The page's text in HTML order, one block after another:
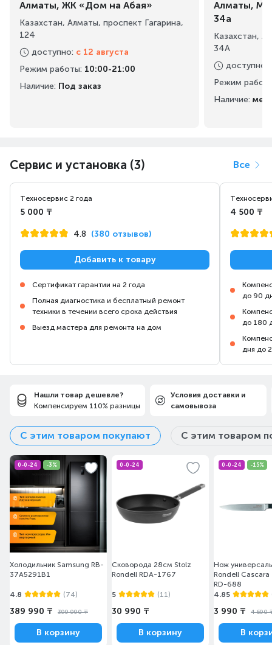
Алматы, ЖК «Дом на Абая»
Казахстан, Алматы, проспект Гагарина,
124
доступно: с 12 августа
Режим работы: 10:00-21:00
Наличие: Под заказ
Алматы,
34а
Казахстан,
34А
доступно
Режим
Наличие:
Сервис и установка (3) Все
Техносервис 2 года
5 000 ₸
4.8 (380 отзывов)
Добавить к товару
Сертификат гарантии на 2 года
Полная диагностика и бесплатный ремонт
техники в течении всего срока действия
Выезд мастера для ремонта на дом
4 500 ₸
до 90
до 180
дня до
Нашли товар дешевле?
Компенсируем 110% разницы
Условия доставки и
самовывоза
С этим товаром покупают С этим товаром
0-0-24 -3%
Холодильник Samsung RB-
37A5291B1
4.8 (74)
389 990 ₸ 399 990 ₸
В корзину
0-0-24
Сковорода 28см Stolz
Rondell RDA-1767
5 (11)
30 990 ₸
В корзину
0-0-24 -15%
Нож
Rondell
RD-688
4.85
3 990 ₸ 4 690
В